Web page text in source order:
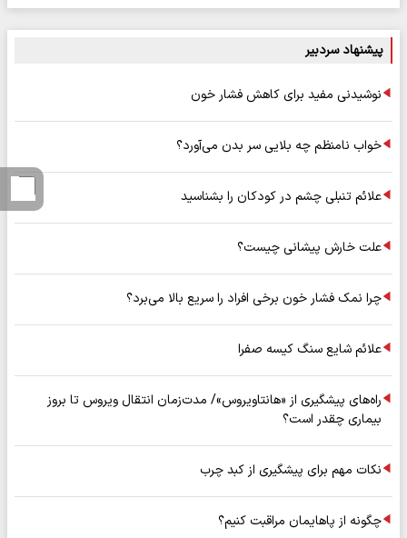
پیشنهاد سردبیر
نوشیدنی مفید برای کاهش فشار خون
خواب نامنظم چه بلایی سر بدن می‌آورد؟
علائم تنبلی چشم در کودکان را بشناسید
علت خارش پیشانی چیست؟
چرا نمک فشار خون برخی افراد را سریع بالا می‌برد؟
علائم شایع سنگ کیسه صفرا
راه‌های پیشگیری از «هانتاویروس»/ مدت‌زمان انتقال ویروس تا بروز
بیماری چقدر است؟
نکات مهم برای پیشگیری از کبد چرب
چگونه از پاهایمان مراقبت کنیم؟